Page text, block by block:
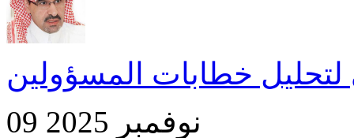
لتحليل خطابات المسؤولين
09 نوفمبر 2025